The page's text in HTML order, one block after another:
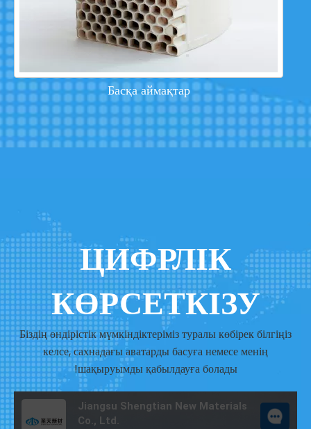
Басқа аймақтар
ЦИФРЛІК
КӨРСЕТКІЗУ
Біздің өндірістік мүмкіндіктеріміз туралы көбірек білгіңіз
келсе, сахнадағы аватарды басуға немесе менің
шақыруымды қабылдауға болады!